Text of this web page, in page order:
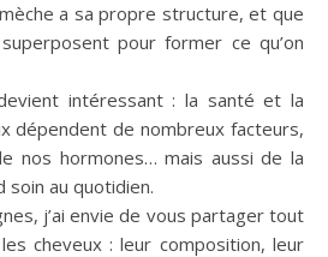
a sa propre structure, et que
pour former ce qu’on
intéressant : la santé et la
dépendent de nombreux facteurs,
nos hormones… mais aussi de la
soin au quotidien.
j’ai envie de vous partager tout
cheveux : leur composition, leur